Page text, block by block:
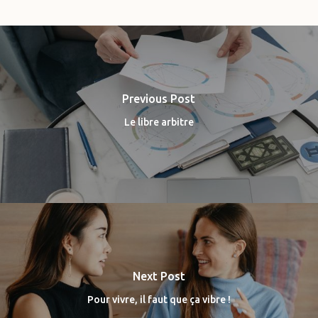
Previous Post
Le libre arbitre
Next Post
Pour vivre, il faut que ça vibre !